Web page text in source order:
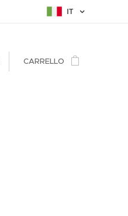
IT
CARRELLO